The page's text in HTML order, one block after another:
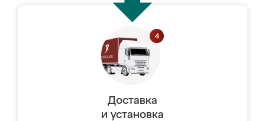
Доставка
и установка